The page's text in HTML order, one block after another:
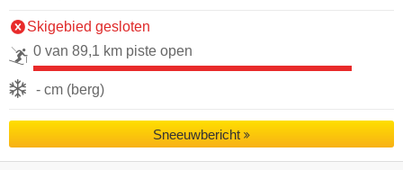
Skigebied gesloten
0 van 89,1 km piste open
- cm (berg)
Sneeuwbericht